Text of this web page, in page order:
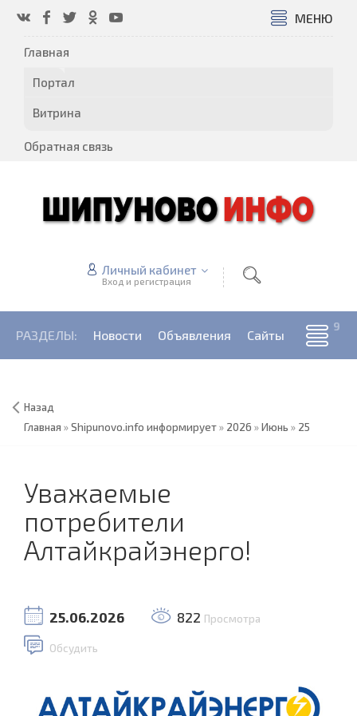
МЕНЮ
Главная
Портал
Витрина
Обратная связь
Личный кабинет
Вход и регистрация
РАЗДЕЛЫ: Новости Объявления Сайты
Назад
Главная »Shipunovo.info информирует» 2026 »Июнь » 25
Уважаемые
потребители
Алтайкрайэнерго!
25.06.2026 822 Просмотра
Обсудить